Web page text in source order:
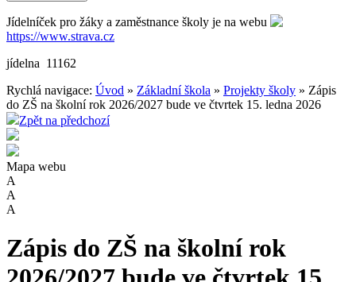
Jídelníček pro žáky a zaměstnance školy je na webu
https://www.strava.cz
jídelna 11162
Rychlá navigace: Úvod » Základní škola » Projekty školy » Zápis
do ZŠ na školní rok 2026/2027 bude ve čtvrtek 15. ledna 2026
Zpět na předchozí
Mapa webu
A
A
A
Zápis do ZŠ na školní rok